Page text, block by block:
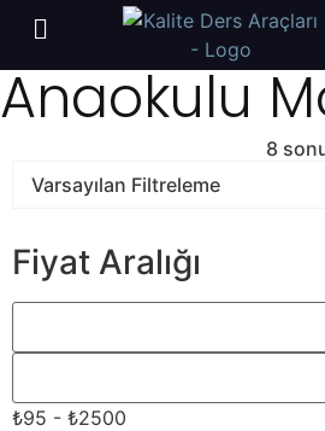
Anaokulu
8
Fiyat Aralığı
₺95 - ₺2500